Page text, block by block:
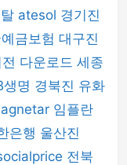
atesol 경기진
금보험 대구진
다운로드 세종
생명 경북진 유화
임플란
은행 울산진
전북